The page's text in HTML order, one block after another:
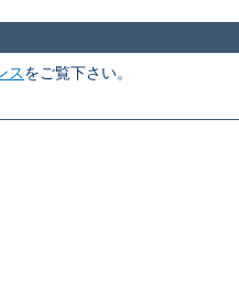
スをご覧下さい。